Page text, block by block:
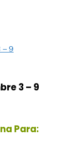
– 9
3 – 9
Para: